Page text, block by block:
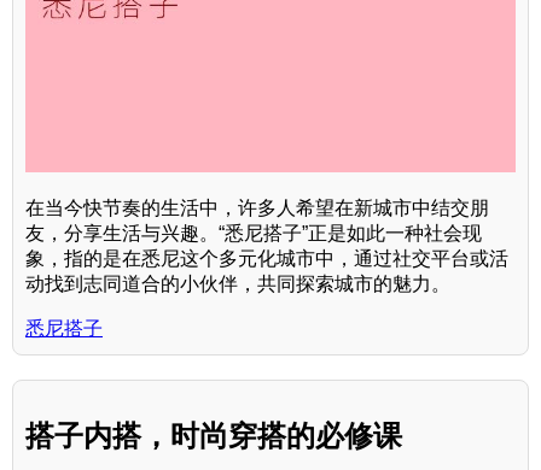
在当今快节奏的生活中，许多人希望在新城市中结交朋
友，分享生活与兴趣。“悉尼搭子”正是如此一种社会现
象，指的是在悉尼这个多元化城市中，通过社交平台或活
动找到志同道合的小伙伴，共同探索城市的魅力。
悉尼搭子
搭子内搭，时尚穿搭的必修课